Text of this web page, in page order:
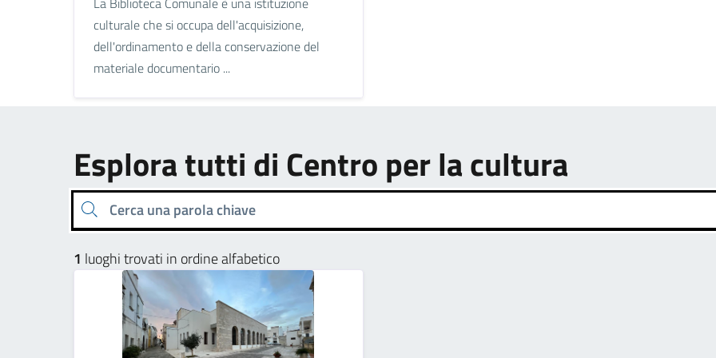
culturale che si occupa dell'acquisizione,
dell'ordinamento e della conservazione del
materiale documentario ...
Esplora tutti di Centro per la cultura
Cerca una parola chiave
1 luoghi trovati in ordine alfabetico